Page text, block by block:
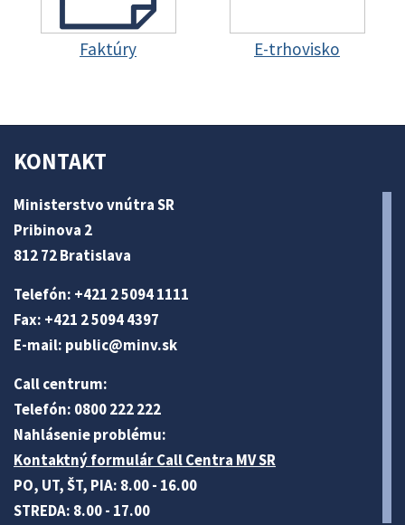
Faktúry E-trhovisko
KONTAKT
Ministerstvo vnútra SR
Pribinova 2
812 72 Bratislava
Telefón: +421 2 5094 1111
Fax: +421 2 5094 4397
E-mail: public@minv.sk
Call centrum:
Telefón: 0800 222 222
Nahlásenie problému:
Kontaktný formulár Call Centra MV SR
PO, UT, ŠT, PIA: 8.00 - 16.00
STREDA: 8.00 - 17.00